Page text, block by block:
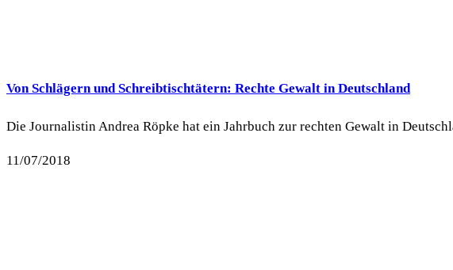
Von Schlägern und Schreibtischtätern: Rechte Gewalt in Deutschland
Die Journalistin Andrea Röpke hat ein Jahrbuch zur rechten Gewalt in
11/07/2018